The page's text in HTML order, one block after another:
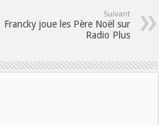
Suivant
Francky joue les Père Noël sur
Radio Plus